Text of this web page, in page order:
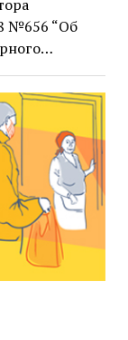
№656 “Об